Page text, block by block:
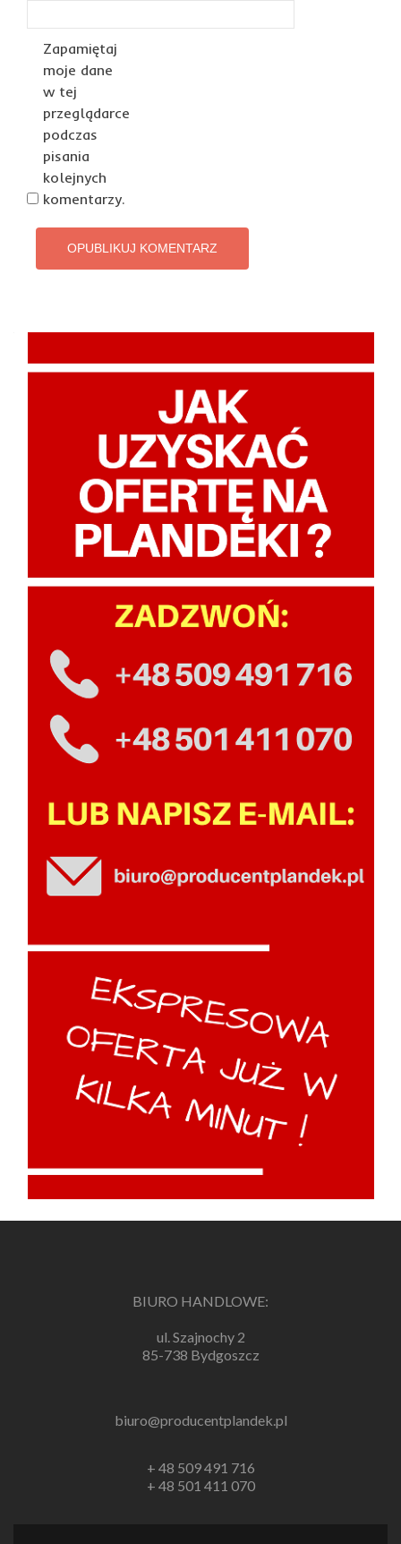
Zapamiętaj
moje dane
w tej
przeglądarce
podczas
pisania
kolejnych
komentarzy.
BIURO HANDLOWE:
ul. Szajnochy 2
85-738 Bydgoszcz
biuro@producentplandek.pl
+ 48 509 491 716
+ 48 501 411 070